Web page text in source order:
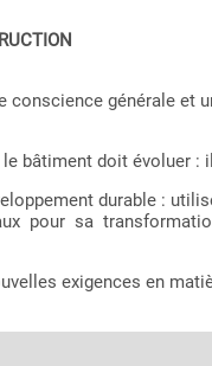
générale et
bâtiment doit évoluer :
durable :
pour sa
exigences en